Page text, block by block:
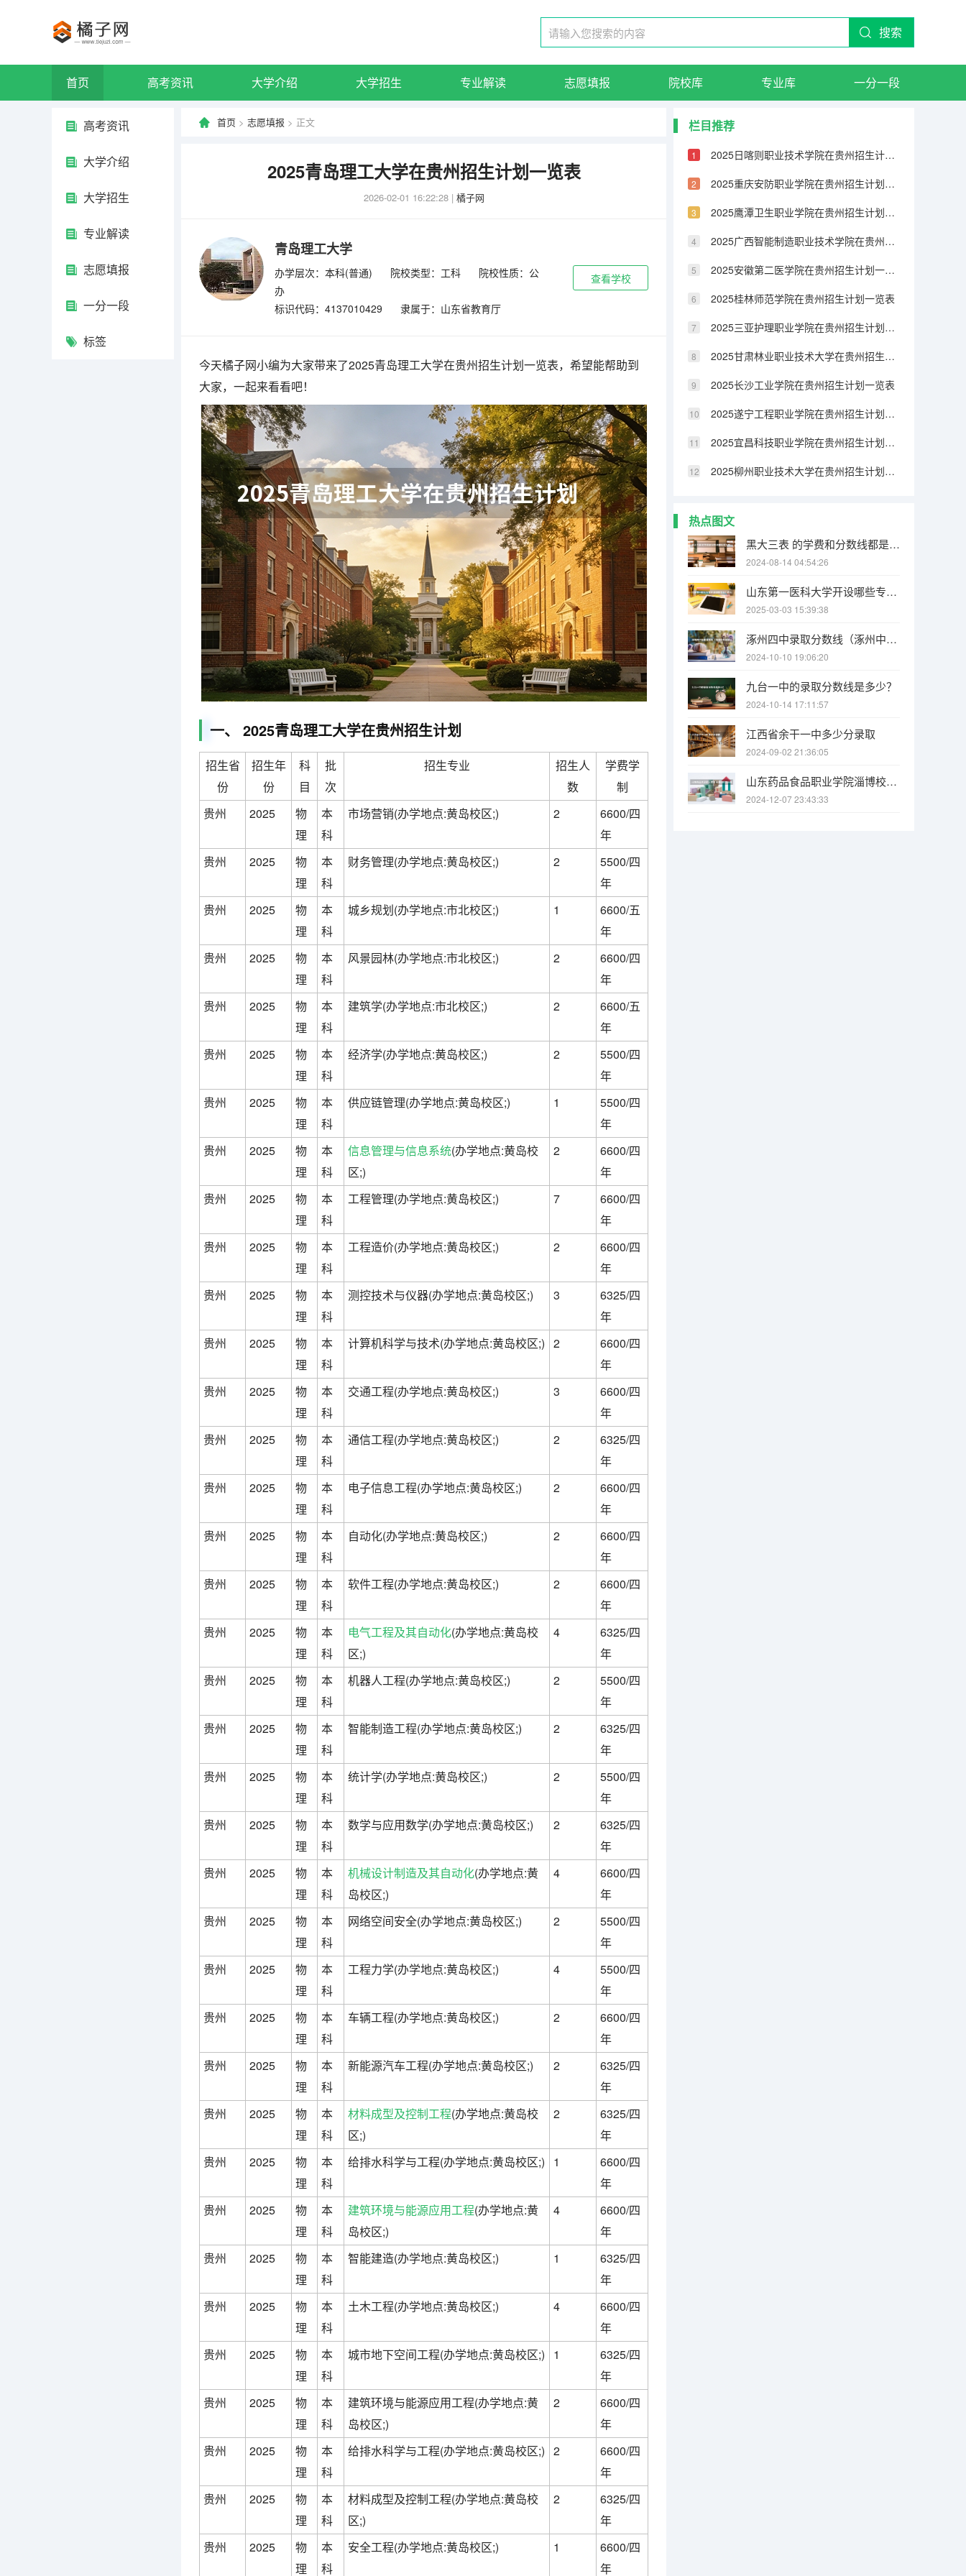
搜索
首页 高考资讯 大学介绍 大学招生 专业解读 志愿填报 院校库 专业库 一分一段
高考资讯
大学介绍
大学招生
专业解读
志愿填报
一分一段
标签
首页 > 志愿填报 > 正文
2025青岛理工大学在贵州招生计划一览表
2026-02-01 16:22:28 | 橘子网
青岛理工大学
办学层次：本科(普通) 院校类型：工科
院校性质：公
办
标识代码：4137010429
隶属于：山东省教育厅
查看学校
今天橘子网小编为大家带来了2025青岛理工大学在贵州招生计划一览表，希望能帮助到
大家，一起来看看吧！
一、 2025青岛理工大学在贵州招生计划
招生省
份
招生年
份
科
目
批
次
招生专业
招生人
数
学费学
制
贵州
2025
物
理
本
科
市场营销(办学地点:黄岛校区;) 2
6600/四
年
贵州
2025
物
理
本
科
财务管理(办学地点:黄岛校区;) 2
5500/四
年
贵州
2025
物
理
本
科
城乡规划(办学地点:市北校区;) 1
6600/五
年
贵州
2025
物
理
本
科
风景园林(办学地点:市北校区;) 2
6600/四
年
贵州
2025
物
理
本
科
建筑学(办学地点:市北校区;) 2
6600/五
年
贵州
2025
物
理
本
科
经济学(办学地点:黄岛校区;) 2
5500/四
年
贵州
2025
物
理
本
科
供应链管理(办学地点:黄岛校区;) 1
5500/四
年
贵州
2025
物
理
本
科
信息管理与信息系统(办学地点:黄岛校
区;)
2
6600/四
年
贵州
2025
物
理
本
科
工程管理(办学地点:黄岛校区;) 7
6600/四
年
贵州
2025
物
理
本
科
工程造价(办学地点:黄岛校区;) 2
6600/四
年
贵州
2025
物
理
本
科
测控技术与仪器(办学地点:黄岛校区;) 3
6325/四
年
贵州
2025
物
理
本
科
计算机科学与技术(办学地点:黄岛校区;) 2
6600/四
年
贵州
2025
物
理
本
科
交通工程(办学地点:黄岛校区;) 3
6600/四
年
贵州
2025
物
理
本
科
通信工程(办学地点:黄岛校区;) 2
6325/四
年
贵州
2025
物
理
本
科
电子信息工程(办学地点:黄岛校区;) 2
6600/四
年
贵州
2025
物
理
本
科
自动化(办学地点:黄岛校区;) 2
6600/四
年
贵州
2025
物
理
本
科
软件工程(办学地点:黄岛校区;) 2
6600/四
年
贵州
2025
物
理
本
科
电气工程及其自动化(办学地点:黄岛校
区;)
4
6325/四
年
贵州
2025
物
理
本
科
机器人工程(办学地点:黄岛校区;) 2
5500/四
年
贵州
2025
物
理
本
科
智能制造工程(办学地点:黄岛校区;) 2
6325/四
年
贵州
2025
物
理
本
科
统计学(办学地点:黄岛校区;) 2
5500/四
年
贵州
2025
物
理
本
科
数学与应用数学(办学地点:黄岛校区;) 2
6325/四
年
贵州
2025
物
理
本
科
机械设计制造及其自动化(办学地点:黄
岛校区;)
4
6600/四
年
贵州
2025
物
理
本
科
网络空间安全(办学地点:黄岛校区;) 2
5500/四
年
贵州
2025
物
理
本
科
工程力学(办学地点:黄岛校区;) 4
5500/四
年
贵州
2025
物
理
本
科
车辆工程(办学地点:黄岛校区;) 2
6600/四
年
贵州
2025
物
理
本
科
新能源汽车工程(办学地点:黄岛校区;) 2
6325/四
年
贵州
2025
物
理
本
科
材料成型及控制工程(办学地点:黄岛校
区;)
2
6325/四
年
贵州
2025
物
理
本
科
给排水科学与工程(办学地点:黄岛校区;) 1
6600/四
年
贵州
2025
物
理
本
科
建筑环境与能源应用工程(办学地点:黄
岛校区;)
4
6600/四
年
贵州
2025
物
理
本
科
智能建造(办学地点:黄岛校区;) 1
6325/四
年
贵州
2025
物
理
本
科
土木工程(办学地点:黄岛校区;) 4
6600/四
年
贵州
2025
物
理
本
科
城市地下空间工程(办学地点:黄岛校区;) 1
6325/四
年
贵州
2025
物
理
本
科
建筑环境与能源应用工程(办学地点:黄
岛校区;)
2
6600/四
年
贵州
2025
物
理
本
科
给排水科学与工程(办学地点:黄岛校区;) 2
6600/四
年
贵州
2025
物
理
本
科
材料成型及控制工程(办学地点:黄岛校
区;)
2
6325/四
年
贵州
2025
物
理
本
科
安全工程(办学地点:黄岛校区;) 1
6600/四
年
栏目推荐
2025日喀则职业技术学院在贵州招生计划一览表
2025重庆安防职业学院在贵州招生计划一览表
2025鹰潭卫生职业学院在贵州招生计划一览表
2025广西智能制造职业技术学院在贵州招生计划一览表
2025安徽第二医学院在贵州招生计划一览表
2025桂林师范学院在贵州招生计划一览表
2025三亚护理职业学院在贵州招生计划一览表
2025甘肃林业职业技术大学在贵州招生计划一览表
2025长沙工业学院在贵州招生计划一览表
2025遂宁工程职业学院在贵州招生计划一览表
2025宜昌科技职业学院在贵州招生计划一览表
2025柳州职业技术大学在贵州招生计划一览表
热点图文
黑大三表 的学费和分数线都是多少哇 要08的 谢了
2024-08-14 04:54:26
山东第一医科大学开设哪些专业？在山东专业录取分数线一览表
2025-03-03 15:39:38
涿州四中录取分数线（涿州中考录取分数线）
2024-10-10 19:06:20
九台一中的录取分数线是多少？
2024-10-14 17:11:57
江西省余干一中多少分录取
2024-09-02 21:36:05
山东药品食品职业学院淄博校区怎么样
2024-12-07 23:43:33